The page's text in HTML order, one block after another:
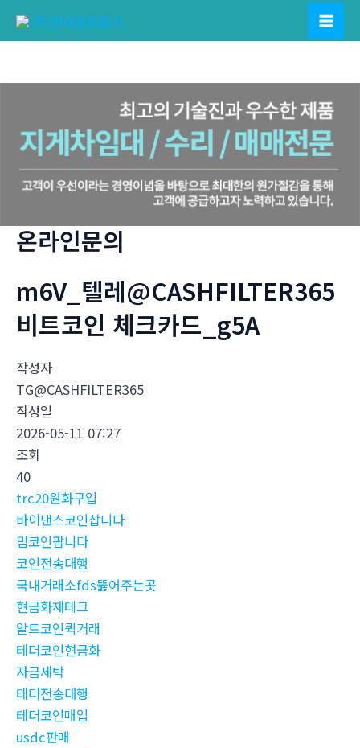
Main
온라인문의
m6V_텔레@CASHFILTER365
비트코인 체크카드_g5A
작성자
TG@CASHFILTER365
작성일
2026-05-11 07:27
조회
40
trc20원화구입
바이낸스코인삽니다
밈코인팝니다
코인전송대행
국내거래소fds뚫어주는곳
현금화재테크
알트코인퀵거래
테더코인현금화
자금세탁
테더전송대행
테더코인매입
usdc판매